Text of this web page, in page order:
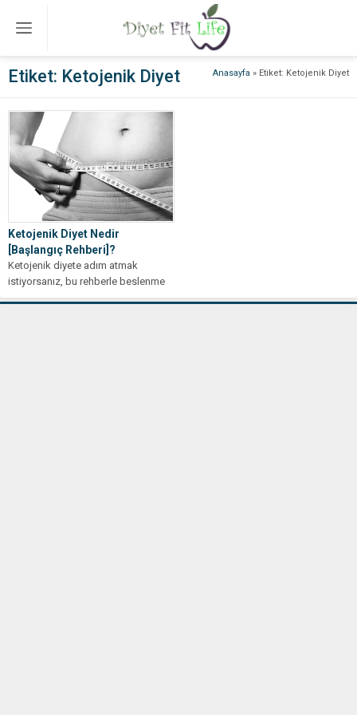
Anasayfa » Etiket: Ketojenik Diyet
Etiket: Ketojenik Diyet
Ketojenik Diyet Nedir
[Başlangıç Rehberi]?
Ketojenik diyete adım atmak
istiyorsanız, bu rehberle beslenme
planınızı oluşturun ve sağlıklı yaşam